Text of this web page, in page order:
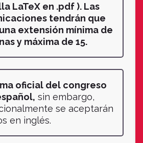
LaTeX en .pdf ). Las
tendrán que
extensión mínima de
y máxima de 15.
oficial del congreso
sin embargo,
se aceptarán
en inglés.